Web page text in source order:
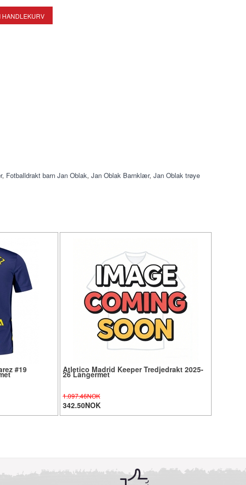
, Fotballdrakt barn Jan Oblak, Jan Oblak Barnklær, Jan Oblak trøye
#19 Atletico Madrid Keeper Tredjedrakt 2025-
26 Langermet
1.097.46NOK
342.50NOK